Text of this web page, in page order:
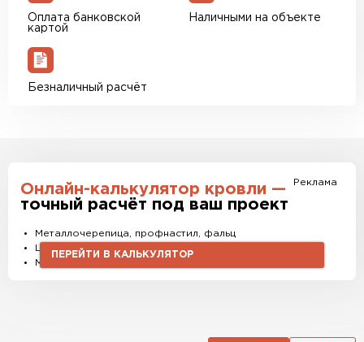
Оплата банковской
картой
Наличными на объекте
Безналичный расчёт
Реклама
Онлайн-калькулятор кровли —
точный расчёт под ваш проект
Металлочерепица, профнастил, фальц
Штакетник, водостоки и софиты
Материалы и комплектующие
ПЕРЕЙТИ В КАЛЬКУЛЯТОР